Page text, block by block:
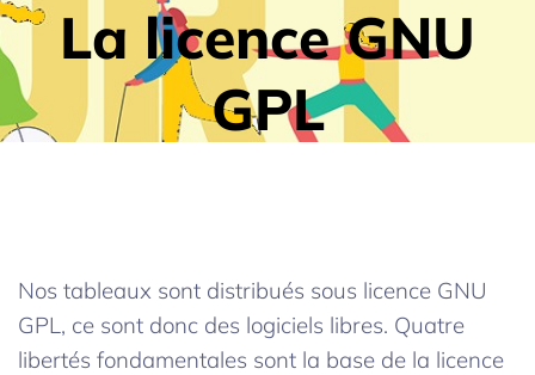
La licence GNU
GPL
Nos tableaux sont distribués sous licence GNU
GPL, ce sont donc des logiciels libres. Quatre
libertés fondamentales sont la base de la licence